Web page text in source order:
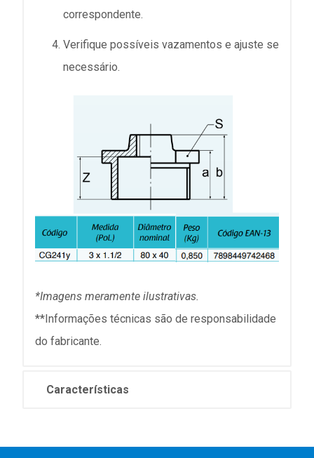
correspondente.
Verifique possíveis vazamentos e ajuste se
necessário.
*Imagens meramente ilustrativas.
**Informações técnicas são de responsabilidade
do fabricante.
Características